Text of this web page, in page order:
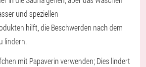
und speziellen
hilft, die Beschwerden nach dem
lindern.
mit Papaverin verwenden; Dies lindert